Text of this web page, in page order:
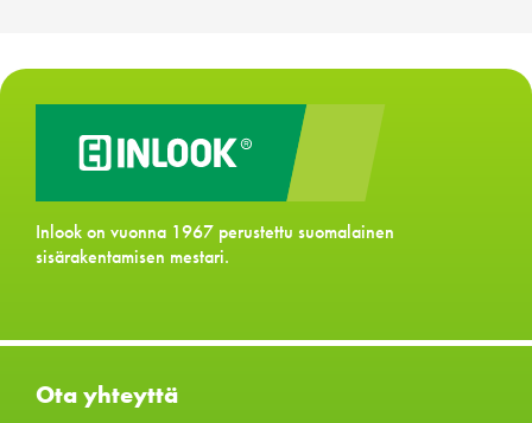
Inlook on vuonna 1967 perustettu suomalainen
sisärakentamisen mestari.
Ota yhteyttä